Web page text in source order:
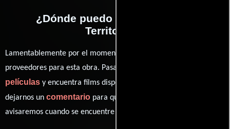
¿Dónde puedo ver la películas
Territories?
Lamentablemente por el momento no contamos con enlaces a
proveedores para esta obra. Pasa por nuestro catálogo de
películas y encuentra films disponibles. También puedes
dejarnos un comentario para que le demos prioridad y te
avisaremos cuando se encuentre disponible